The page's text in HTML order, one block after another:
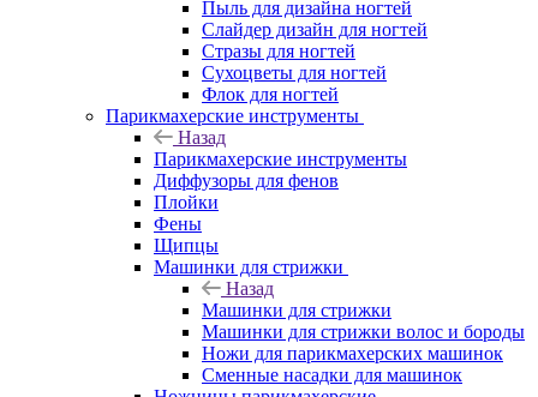
Пыль для дизайна ногтей
Слайдер дизайн для ногтей
Стразы для ногтей
Сухоцветы для ногтей
Флок для ногтей
Парикмахерские инструменты
Назад
Парикмахерские инструменты
Диффузоры для фенов
Плойки
Фены
Щипцы
Машинки для стрижки
Назад
Машинки для стрижки
Машинки для стрижки волос и бороды
Ножи для парикмахерских машинок
Сменные насадки для машинок